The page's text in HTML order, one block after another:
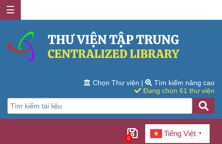
☰
Chọn Thư viện |
Tìm kiếm nâng cao
Đang chọn 61 thư viện
0
Tiếng Việt ▼